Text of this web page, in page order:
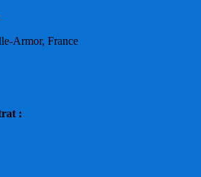
Armor, France
: